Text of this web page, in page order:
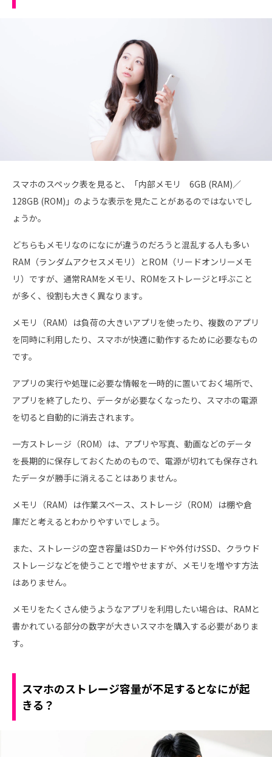
スマホのスペック表を見ると、「内部メモリ 6GB (RAM)／
128GB (ROM)」のような表示を見たことがあるのではないでし
ょうか。
どちらもメモリなのになにが違うのだろうと混乱する人も多い
RAM（ランダムアクセスメモリ）とROM（リードオンリーメモ
リ）ですが、通常RAMをメモリ、ROMをストレージと呼ぶこと
が多く、役割も大きく異なります。
メモリ（RAM）は負荷の大きいアプリを使ったり、複数のアプリ
を同時に利用したり、スマホが快適に動作するために必要なもの
です。
アプリの実行や処理に必要な情報を一時的に置いておく場所で、
アプリを終了したり、データが必要なくなったり、スマホの電源
を切ると自動的に消去されます。
一方ストレージ（ROM）は、アプリや写真、動画などのデータ
を長期的に保存しておくためのもので、電源が切れても保存され
たデータが勝手に消えることはありません。
メモリ（RAM）は作業スペース、ストレージ（ROM）は棚や倉
庫だと考えるとわかりやすいでしょう。
また、ストレージの空き容量はSDカードや外付けSSD、クラウド
ストレージなどを使うことで増やせますが、メモリを増やす方法
はありません。
メモリをたくさん使うようなアプリを利用したい場合は、RAMと
書かれている部分の数字が大きいスマホを購入する必要がありま
す。
スマホのストレージ容量が不足するとなにが起
きる？